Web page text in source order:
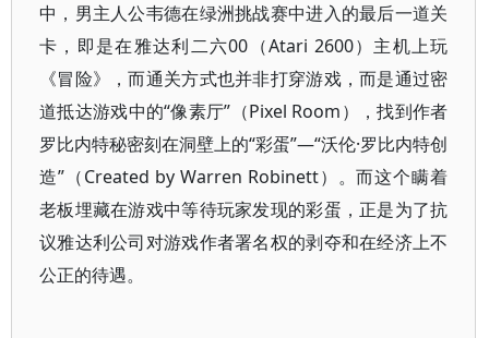
中，男主人公韦德在绿洲挑战赛中进入的最后一道关
卡，即是在雅达利二六00（Atari 2600）主机上玩
《冒险》，而通关方式也并非打穿游戏，而是通过密
道抵达游戏中的“像素厅”（Pixel Room），找到作者
罗比内特秘密刻在洞壁上的“彩蛋”—“沃伦·罗比内特创
造”（Created by Warren Robinett）。而这个瞒着
老板埋藏在游戏中等待玩家发现的彩蛋，正是为了抗
议雅达利公司对游戏作者署名权的剥夺和在经济上不
公正的待遇。